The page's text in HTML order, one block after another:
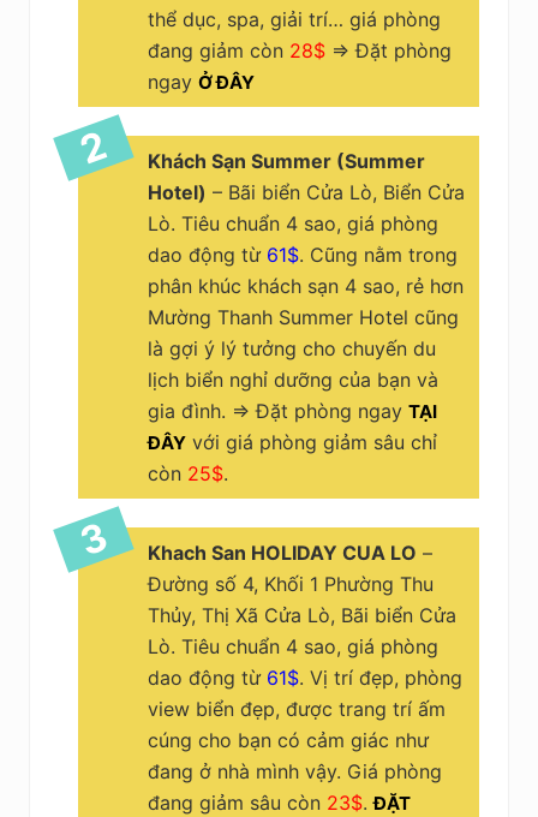
thể dục, spa, giải trí… giá phòng
đang giảm còn 28$ => Đặt phòng
ngay Ở ĐÂY
Khách Sạn Summer (Summer
Hotel) – Bãi biển Cửa Lò, Biển Cửa
Lò. Tiêu chuẩn 4 sao, giá phòng
dao động từ 61$. Cũng nằm trong
phân khúc khách sạn 4 sao, rẻ hơn
Mường Thanh Summer Hotel cũng
là gợi ý lý tưởng cho chuyến du
lịch biển nghỉ dưỡng của bạn và
gia đình. => Đặt phòng ngay TẠI
ĐÂY với giá phòng giảm sâu chỉ
còn 25$.
Khach San HOLIDAY CUA LO –
Đường số 4, Khối 1 Phường Thu
Thủy, Thị Xã Cửa Lò, Bãi biển Cửa
Lò. Tiêu chuẩn 4 sao, giá phòng
dao động từ61$. Vị trí đẹp, phòng
view biển đẹp, được trang trí ấm
cúng cho bạn có cảm giác như
đang ở nhà mình vậy. Giá phòng
đang giảm sâu còn 23$.ĐẶT